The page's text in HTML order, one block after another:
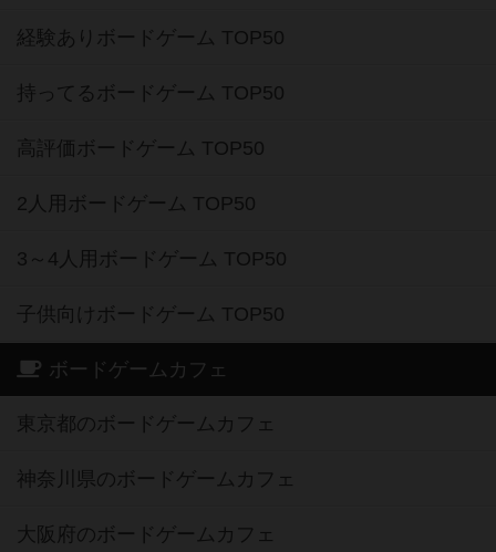
経験ありボードゲーム TOP50
持ってるボードゲーム TOP50
高評価ボードゲーム TOP50
2人用ボードゲーム TOP50
3～4人用ボードゲーム TOP50
子供向けボードゲーム TOP50
ボードゲームカフェ
東京都のボードゲームカフェ
神奈川県のボードゲームカフェ
大阪府のボードゲームカフェ